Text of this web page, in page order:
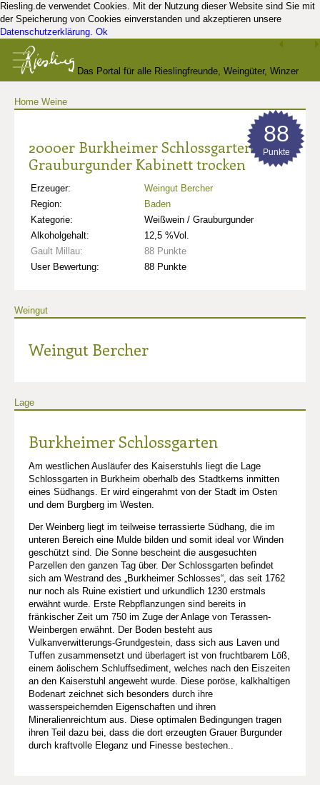
Riesling.de verwendet Cookies. Mit der Nutzung dieser Website sind Sie mit
der Speicherung von Cookies einverstanden und akzeptieren unsere
Datenschutzerklärung. Ok
Das Portal für alle Rieslingfreunde, Weingüter, Winzer
Home Weine
2000er Burkheimer Schlossgarten
Grauburgunder Kabinett trocken
Erzeuger:
Weingut Bercher
Region:
Baden
Kategorie:
Weißwein / Grauburgunder
Alkoholgehalt:
12,5 %Vol.
Gault Millau:
88 Punkte
User Bewertung:
88 Punkte
88
Punkte
Weingut
Weingut Bercher
Lage
Burkheimer Schlossgarten
Am westlichen Ausläufer des Kaiserstuhls liegt die Lage
Schlossgarten in Burkheim oberhalb des Stadtkerns inmitten
eines Südhangs. Er wird eingerahmt von der Stadt im Osten
und dem Burgberg im Westen.
Der Weinberg liegt im teilweise terrassierte Südhang, die im
unteren Bereich eine Mulde bilden und somit ideal vor Winden
geschützt sind. Die Sonne bescheint die ausgesuchten
Parzellen den ganzen Tag über. Der Schlossgarten befindet
sich am Westrand des „Burkheimer Schlosses“, das seit 1762
nur noch als Ruine existiert und urkundlich 1230 erstmals
erwähnt wurde. Erste Rebpflanzungen sind bereits in
fränkischer Zeit um 750 im Zuge der Anlage von Terassen-
Weinbergen erwähnt. Der Boden besteht aus
Vulkanverwitterungs-Grundgestein, dass sich aus Laven und
Tuffen zusammensetzt und überlagert ist von fruchtbarem Löß,
einem äolischem Schluffsediment, welches nach den Eiszeiten
an den Kaiserstuhl angeweht wurde. Diese poröse, kalkhaltigen
Bodenart zeichnet sich besonders durch ihre
wasserspeichernden Eigenschaften und ihren
Mineralienreichtum aus. Diese optimalen Bedingungen tragen
ihren Teil dazu bei, dass die dort erzeugten Grauer Burgunder
durch kraftvolle Eleganz und Finesse bestechen..